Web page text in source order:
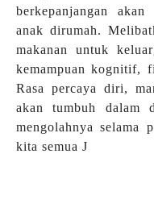
berkepanjangan
anak dirumah.
makanan untuk
kemampuan kognitif,
Rasa percaya diri,
akan tumbuh dalam
mengolahnya selama
kita semua J